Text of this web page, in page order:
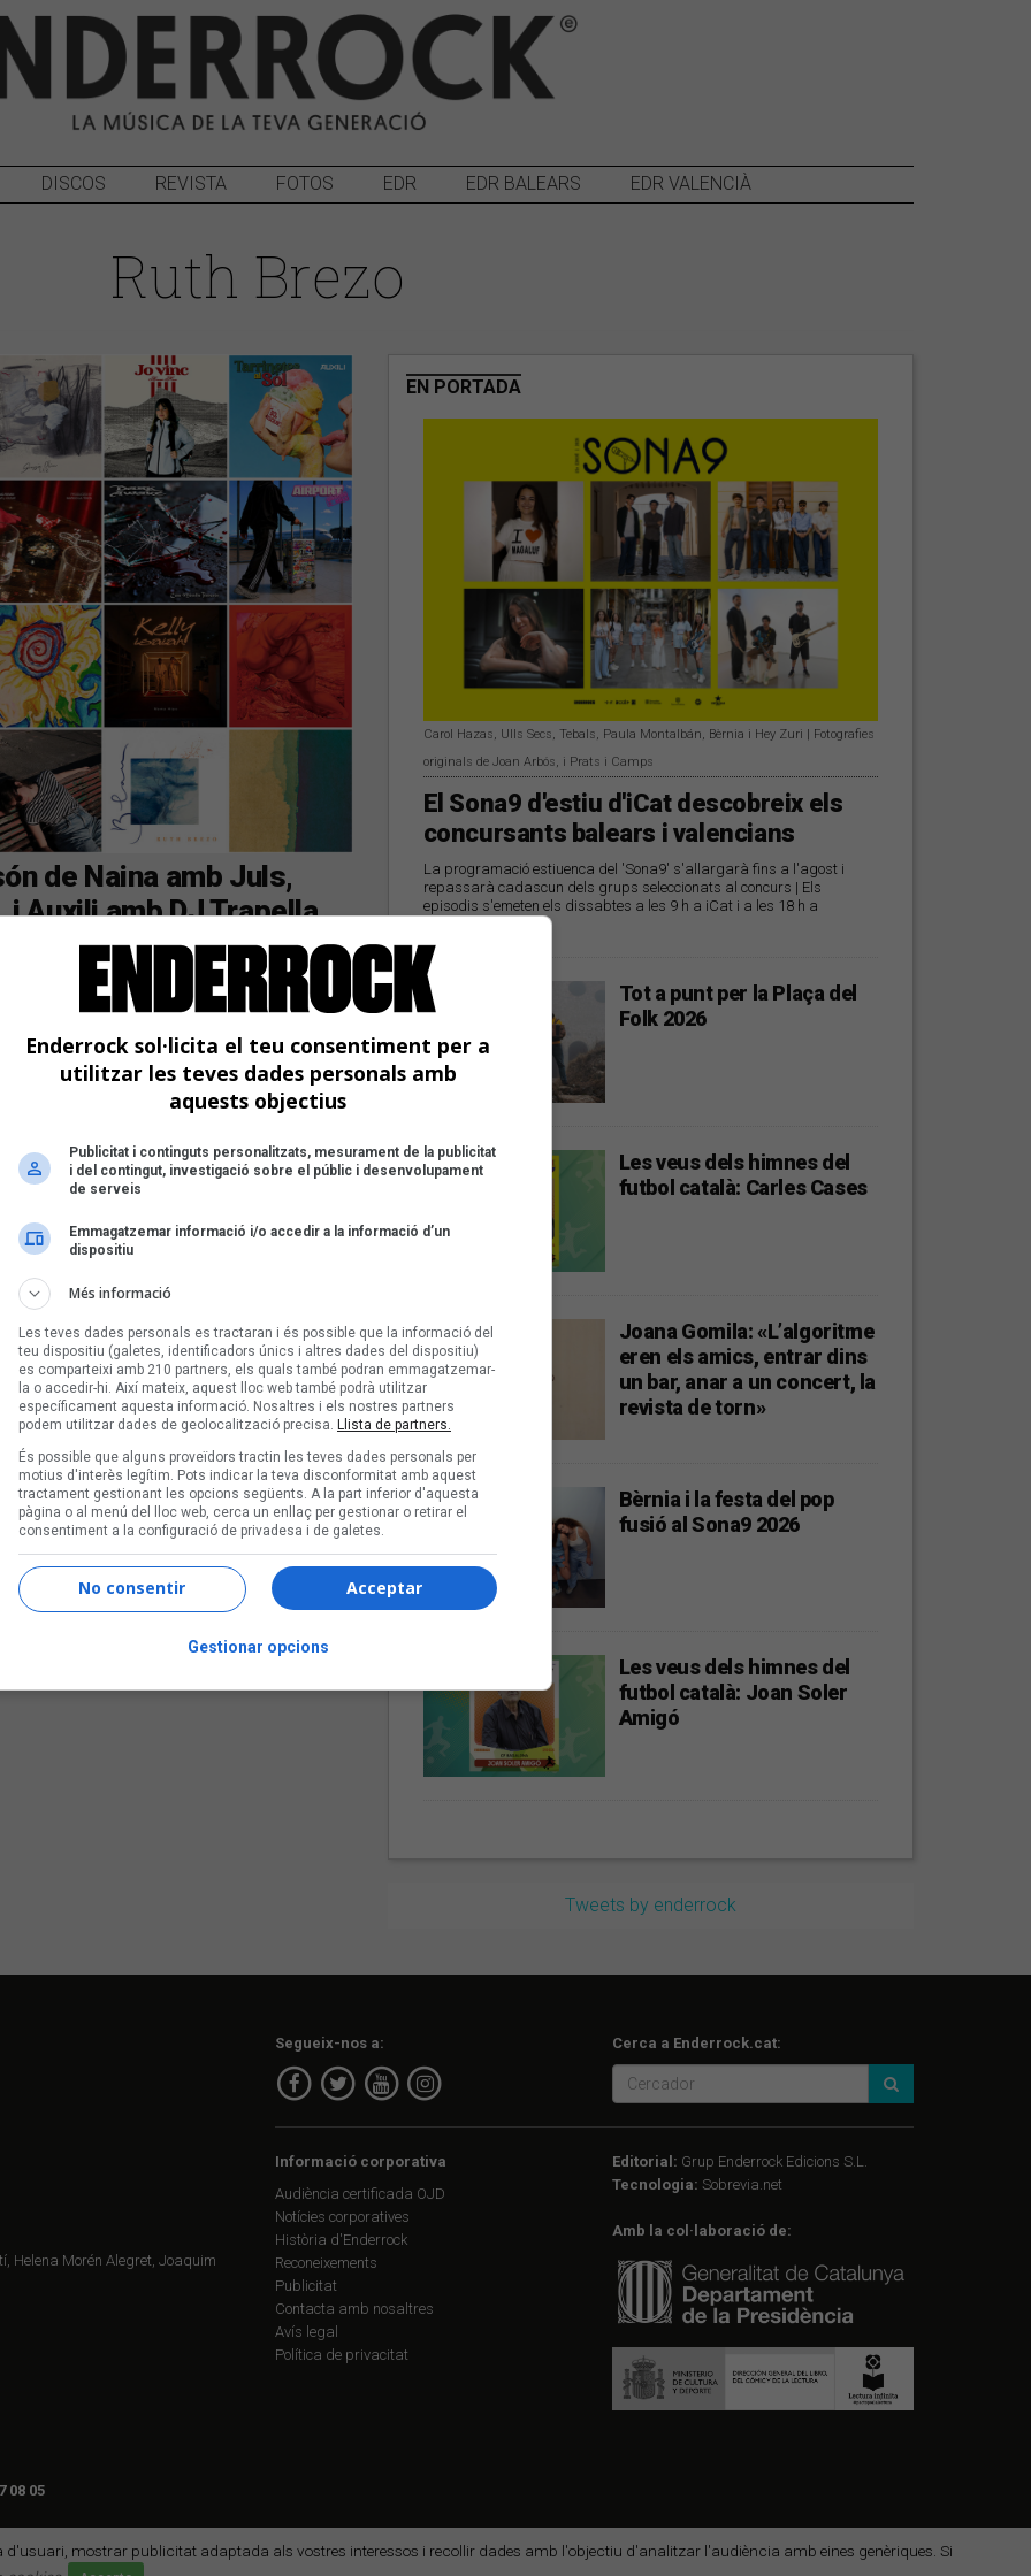
d'usuari, mostrar publicitat adaptada als vostres interessos i recollir dades amb l'objectiu d'analitzar l'audiència amb eines genèriques. Si
DISCOS REVISTA FOTOS EDR EDR BALEARS EDR VALENCIÀ
Ruth Brezo
de Naina amb Juls,
Auxili amb DJ Trapella
darrers dies
1
Següent >
EN PORTADA
Carol Hazas, Ulls Secs, Tebals, Paula Montalbán, Bèrnia i Hey Zuri | Fotografies
originals de Joan Arbós, i Prats i Camps
El Sona9 d'estiu d'iCat descobreix els
concursants balears i valencians
La programació estiuenca del 'Sona9' s'allargarà fins a l'agost i
repassarà cadascun dels grups seleccionats al concurs | Els
episodis s'emeten els dissabtes a les 9 h a iCat i a les 18 h a
Tot a punt per la Plaça del
Folk 2026
Les veus dels himnes del
futbol català: Carles Cases
Joana Gomila: «L’algoritme
eren els amics, entrar dins
un bar, anar a un concert, la
revista de torn»
Bèrnia i la festa del pop
fusió al Sona9 2026
Les veus dels himnes del
futbol català: Joan Soler
Amigó
Tweets by enderrock
Helena Morén Alegret, Joaquim
08 05
Segueix-nos a: Cerca a Enderrock.cat:
Informació corporativa
Audiència certificada OJD
Notícies corporatives
Història d'Enderrock
Reconeixements
Publicitat
Contacta amb nosaltres
Avís legal
Política de privacitat
Editorial: Grup Enderrock Edicions S.L.
Tecnologia: Sobrevia.net
Amb la col·laboració de:
Enderrock sol·licita el teu consentiment per a
utilitzar les teves dades personals amb
aquests objectius
Publicitat i continguts personalitzats, mesurament de la publicitat
i del contingut, investigació sobre el públic i desenvolupament
de serveis
Emmagatzemar informació i/o accedir a la informació d’un
dispositiu
Més informació
Les teves dades personals es tractaran i és possible que la informació del
teu dispositiu (galetes, identificadors únics i altres dades del dispositiu)
es comparteixi amb 210 partners, els quals també podran emmagatzemar-
la o accedir-hi. Així mateix, aquest lloc web també podrà utilitzar
específicament aquesta informació. Nosaltres i els nostres partners
podem utilitzar dades de geolocalització precisa. Llista de partners.
És possible que alguns proveïdors tractin les teves dades personals per
motius d'interès legítim. Pots indicar la teva disconformitat amb aquest
tractament gestionant les opcions següents. A la part inferior d'aquesta
pàgina o al menú del lloc web, cerca un enllaç per gestionar o retirar el
consentiment a la configuració de privadesa i de galetes.
Acceptar
No consentir
Gestionar opcions